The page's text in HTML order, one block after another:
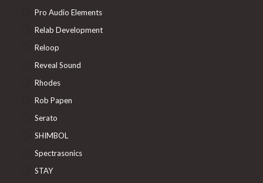
Pro Audio Elements
Relab Development
Reloop
Reveal Sound
Rhodes
Rob Papen
Serato
SHIMBOL
Spectrasonics
STAY